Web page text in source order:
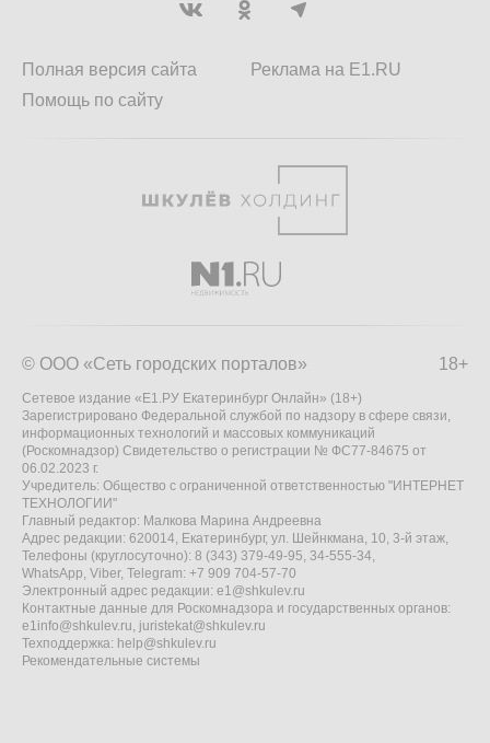
Полная версия сайта
Помощь по сайту
Реклама на E1.RU
18+
© ООО «Сеть городских порталов»
Сетевое издание «Е1.РУ Екатеринбург Онлайн» (18+)
Зарегистрировано Федеральной службой по надзору в сфере связи,
информационных технологий и массовых коммуникаций
(Роскомнадзор) Свидетельство о регистрации № ФС77-84675 от
06.02.2023 г.
Учредитель: Общество с ограниченной ответственностью "ИНТЕРНЕТ
ТЕХНОЛОГИИ"
Главный редактор: Малкова Марина Андреевна
Адрес редакции: 620014, Екатеринбург, ул. Шейнкмана, 10, 3-й этаж,
Телефоны (круглосуточно): 8 (343) 379-49-95, 34-555-34,
WhatsApp, Viber, Telegram: +7 909 704-57-70
Электронный адрес редакции: e1@shkulev.ru
Контактные данные для Роскомнадзора и государственных органов:
e1info@shkulev.ru, juristekat@shkulev.ru
Техподдержка: help@shkulev.ru
Рекомендательные системы